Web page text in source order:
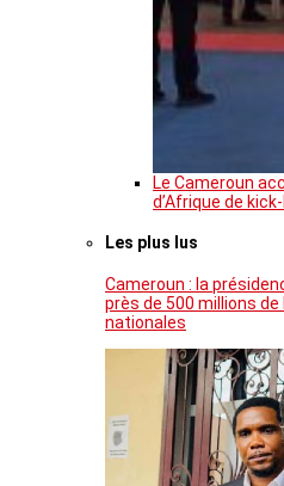
Le Cameroun
d’Afrique de
Les plus lus
Cameroun : la
près de 500 millions
nationales